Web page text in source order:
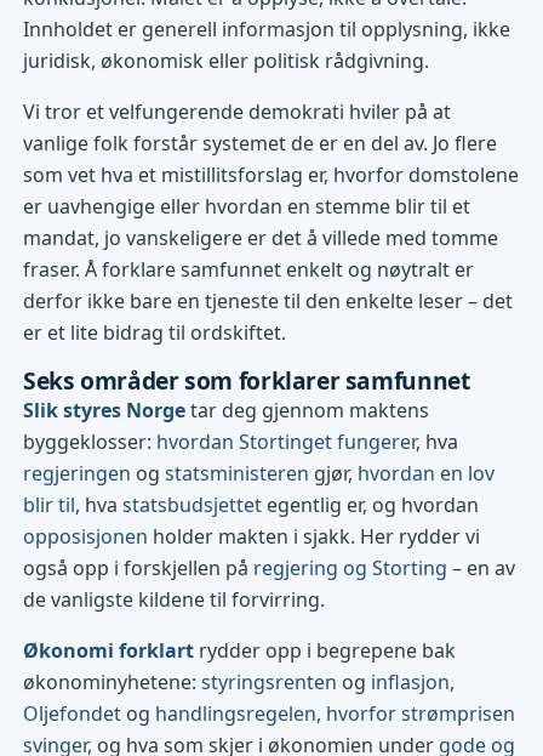
Innholdet er generell informasjon til opplysning, ikke
juridisk, økonomisk eller politisk rådgivning.
Vi tror et velfungerende demokrati hviler på at
vanlige folk forstår systemet de er en del av. Jo flere
som vet hva et mistillitsforslag er, hvorfor domstolene
er uavhengige eller hvordan en stemme blir til et
mandat, jo vanskeligere er det å villede med tomme
fraser. Å forklare samfunnet enkelt og nøytralt er
derfor ikke bare en tjeneste til den enkelte leser – det
er et lite bidrag til ordskiftet.
Seks områder som forklarer samfunnet
Slik styres Norgetar deg gjennom maktens
byggeklosser: hvordan Stortinget fungerer, hva
regjeringen ogstatsministeren gjør, hvordan en lov
blir til, hvastatsbudsjettet egentlig er, og hvordan
opposisjonen holder makten i sjakk. Her rydder vi
også opp i forskjellen på regjering og Storting – en av
de vanligste kildene til forvirring.
Økonomi forklart rydder opp i begrepene bak
økonominyhetene:styringsrenten og inflasjon,
Oljefondet og handlingsregelen, hvorfor strømprisen
svinger, og hva som skjer i økonomien under gode og